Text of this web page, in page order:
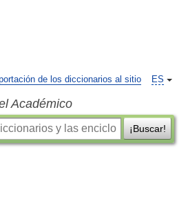
ES
de los diccionarios al sitio
Académico
¡Buscar!